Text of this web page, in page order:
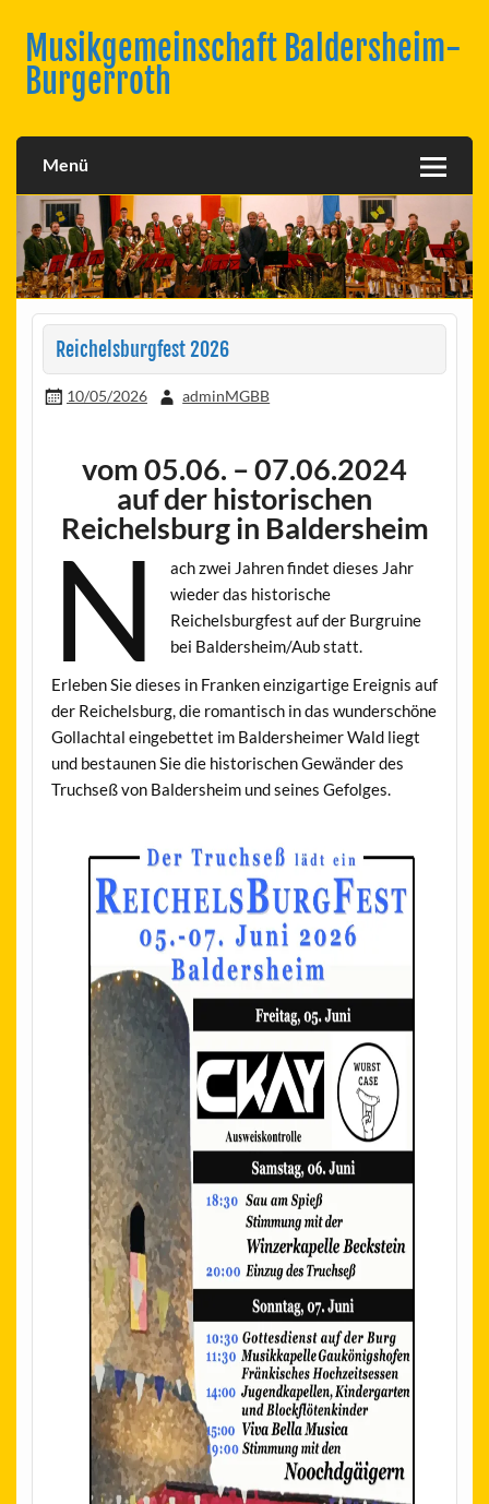
contentMusikgemeinschaft Baldersheim-
Burgerroth
Menü
Reichelsburgfest 2026
10/05/2026 adminMGBB
vom 05.06. – 07.06.2024
auf der historischen
Reichelsburg in Baldersheim
N
ach zwei Jahren findet dieses Jahr
wieder das historische
Reichelsburgfest auf der Burgruine
bei Baldersheim/Aub statt.
Erleben Sie dieses in Franken einzigartige Ereignis auf
der Reichelsburg, die romantisch in das wunderschöne
Gollachtal eingebettet im Baldersheimer Wald liegt
und bestaunen Sie die historischen Gewänder des
Truchseß von Baldersheim und seines Gefolges.